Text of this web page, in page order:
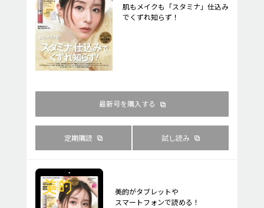
肌もメイクも「スタミナ」仕込み
でくずれ知らず！
最新号を購入する
定期購読 試し読み
美的がタブレットや
スマートフォンで読める！